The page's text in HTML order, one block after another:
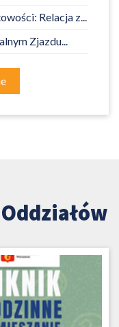
Relacja z...
Zjazdu...